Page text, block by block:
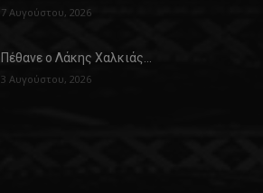
7 Αυγούστου, 2026
Πέθανε ο Λάκης Χαλκιάς…
3 Αυγούστου, 2026